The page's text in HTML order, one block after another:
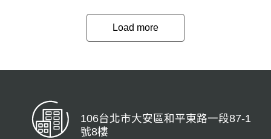
Load more
106台北市大安區和平東路一段87-1
號8樓